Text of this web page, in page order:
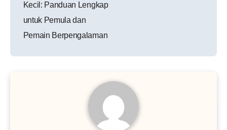
Kecil: Panduan Lengkap
untuk Pemula dan
Pemain Berpengalaman